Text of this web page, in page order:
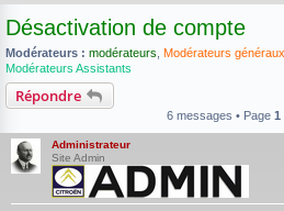
Désactivation de compte
Modérateurs : modérateurs Modérateurs généraux
Modérateurs Assistants
Répondre
6 messages • Page 1
Administrateur
Site Admin